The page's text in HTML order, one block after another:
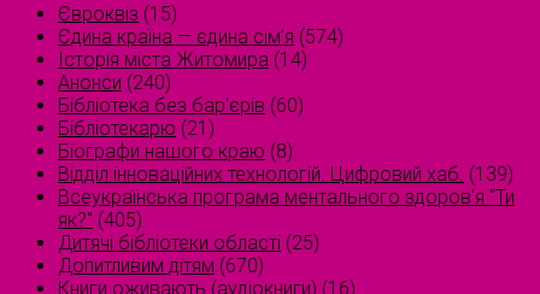
Євроквіз (15)
Єдина країна — єдина сім’я (574)
Історія міста Житомира (14)
Анонси (240)
Бібліотека без бар'єрів (60)
Бібліотекарю (21)
Біографи нашого краю (8)
Відділ інноваційних технологій. Цифровий хаб. (139)
Всеукраїнська програма ментального здоров'я "Ти
як?" (405)
Дитячі бібліотеки області (25)
Допитливим дітям (670)
Книги оживають (аудіокниги) (16)